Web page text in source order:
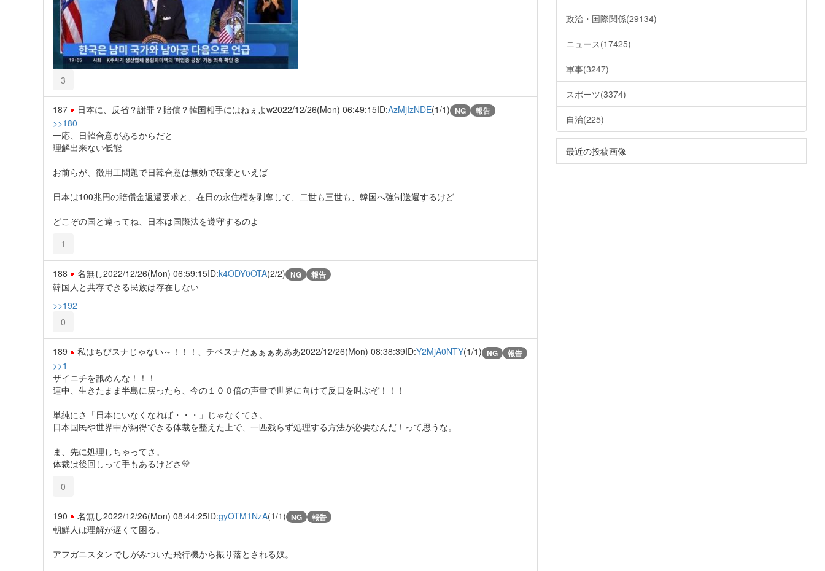
3
187 日本に、反省？謝罪？賠償？韓国相手にはねぇよw2022/12/26(Mon) 06:49:15ID:AzMjIzNDE(1/1) NG 報告
>>180
一応、日韓合意があるからだと
理解出来ない低能
お前らが、徴用工問題で日韓合意は無効で破棄といえば
日本は100兆円の賠償金返還要求と、在日の永住権を剥奪して、二世も三世も、韓国へ強制送還するけど
どこぞの国と違ってね、日本は国際法を遵守するのよ
1
188 名無し2022/12/26(Mon) 06:59:15ID:k4ODY0OTA(2/2) NG 報告
韓国人と共存できる民族は存在しない
>>192
0
189 私はちびスナじゃない～！！！、チベスナだぁぁぁあああ2022/12/26(Mon) 08:38:39ID:Y2MjA0NTY(1/1) NG 報告
>>1
ザイニチを舐めんな！！！
連中、生きたまま半島に戻ったら、今の１００倍の声量で世界に向けて反日を叫ぶぞ！！！
単純にさ「日本にいなくなれば・・・」じゃなくてさ。
日本国民や世界中が納得できる体裁を整えた上で、一匹残らず処理する方法が必要なんだ！って思うな。
ま、先に処理しちゃってさ。
体裁は後回しって手もあるけどさ💛
0
190 名無し2022/12/26(Mon) 08:44:25ID:gyOTM1NzA(1/1) NG 報告
朝鮮人は理解が遅くて困る。
アフガニスタンでしがみついた飛行機から振り落とされる奴。
政治・国際関係(29134)
ニュース(17425)
軍事(3247)
スポーツ(3374)
自治(225)
最近の投稿画像